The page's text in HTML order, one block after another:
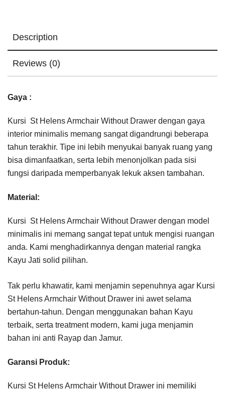
Description
Reviews (0)
Gaya :
Kursi St Helens Armchair Without Drawer dengan gaya
interior minimalis memang sangat digandrungi beberapa
tahun terakhir. Tipe ini lebih menyukai banyak ruang yang
bisa dimanfaatkan, serta lebih menonjolkan pada sisi
fungsi daripada memperbanyak lekuk aksen tambahan.
Material:
Kursi St Helens Armchair Without Drawer dengan model
minimalis ini memang sangat tepat untuk mengisi ruangan
anda. Kami menghadirkannya dengan material rangka
Kayu Jati solid pilihan.
Tak perlu khawatir, kami menjamin sepenuhnya agar Kursi
St Helens Armchair Without Drawer ini awet selama
bertahun-tahun. Dengan menggunakan bahan Kayu
terbaik, serta treatment modern, kami juga menjamin
bahan ini anti Rayap dan Jamur.
Garansi Produk:
Kursi St Helens Armchair Without Drawer ini memiliki